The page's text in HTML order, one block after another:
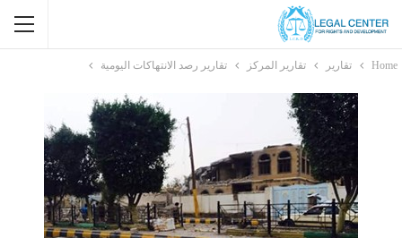
Home تقارير تقارير المركز تقارير رصد الانتهاكات اليومية